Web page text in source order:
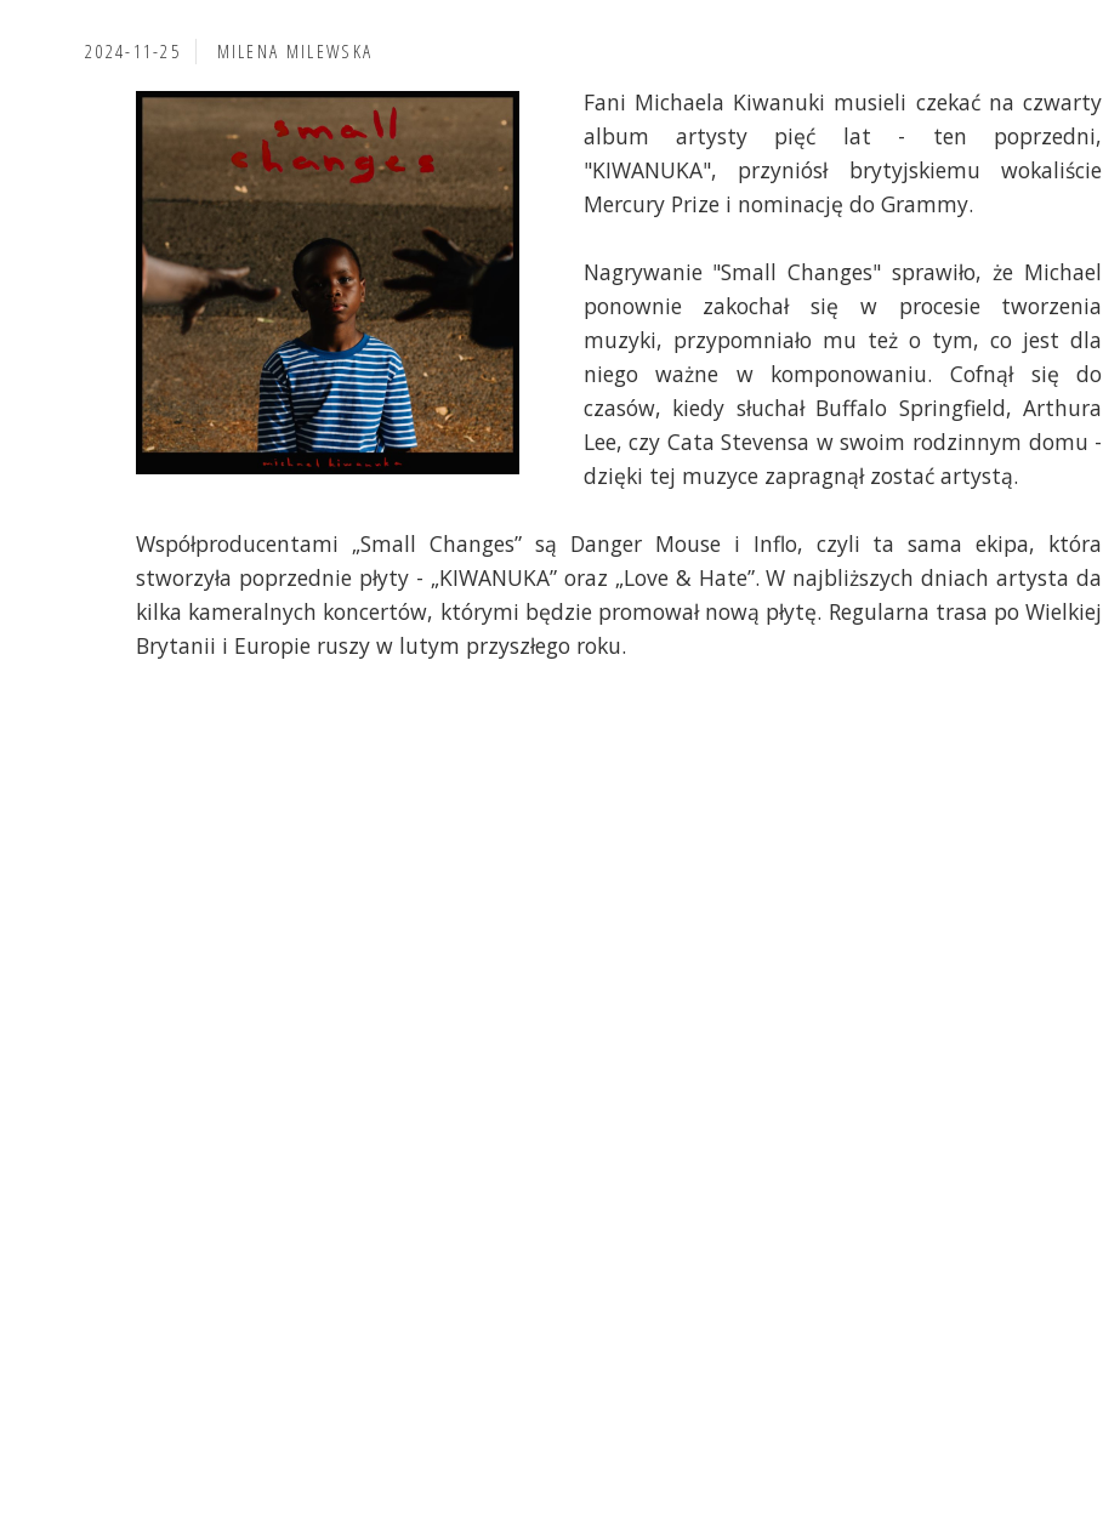
2024-11-25 MILENA MILEWSKA
Fani Michaela Kiwanuki musieli czekać na czwarty
album artysty pięć lat - ten poprzedni,
"KIWANUKA", przyniósł brytyjskiemu wokaliście
Mercury Prize i nominację do Grammy.
Nagrywanie "Small Changes" sprawiło, że Michael
ponownie zakochał się w procesie tworzenia
muzyki, przypomniało mu też o tym, co jest dla
niego ważne w komponowaniu. Cofnął się do
czasów, kiedy słuchał Buffalo Springfield, Arthura
Lee, czy Cata Stevensa w swoim rodzinnym domu -
dzięki tej muzyce zapragnął zostać artystą.
Współproducentami „Small Changes” są Danger Mouse i Inflo, czyli ta sama ekipa, która
stworzyła poprzednie płyty - „KIWANUKA” oraz „Love & Hate”. W najbliższych dniach artysta da
kilka kameralnych koncertów, którymi będzie promował nową płytę. Regularna trasa po Wielkiej
Brytanii i Europie ruszy w lutym przyszłego roku.